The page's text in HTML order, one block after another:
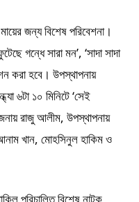
জন্য বিশেষ পরিবেশনা।
গন্ধে সারা মন’, ‘সাদা সাদা
করা হবে। উপস্থাপনায়
৬টা ১০ মিনিটে ‘সেই
রাজু আলীম, উপস্থাপনায়
খান, মোহসিনুল হাকিম ও
পরিচালিত বিশেষ নাটক